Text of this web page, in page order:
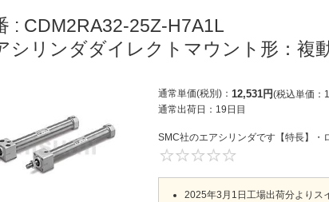
: CDM2RA32-25Z-H7A1L
シリンダダイレクトマウント形：複
通常単価(税別) 12,531円 税込単価
通常出荷日： 19日目
SMC社のエアシリンダです【特長】・
2025年3月1日工場出荷分よりス